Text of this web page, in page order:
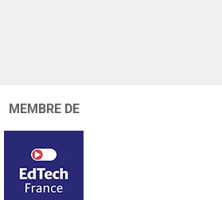
MEMBRE DE